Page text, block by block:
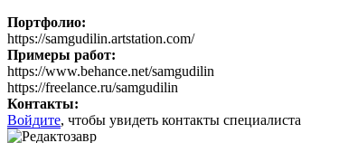
Портфолио:
https://samgudilin.artstation.com/
Примеры работ:
https://www.behance.net/samgudilin
https://freelance.ru/samgudilin
Контакты:
Войдите, чтобы увидеть контакты специалиста